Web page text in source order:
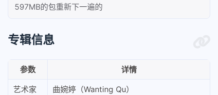
597MB的包重新下一遍的
专辑信息
参数 详情
艺术家 曲婉婷（Wanting Qu）